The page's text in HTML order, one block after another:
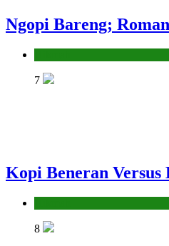
Ngopi Bareng;
7
Kopi Beneran
8